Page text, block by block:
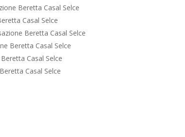
Beretta Casal Selce
Casal Selce
Beretta Casal Selce
Beretta Casal Selce
Casal Selce
Casal Selce